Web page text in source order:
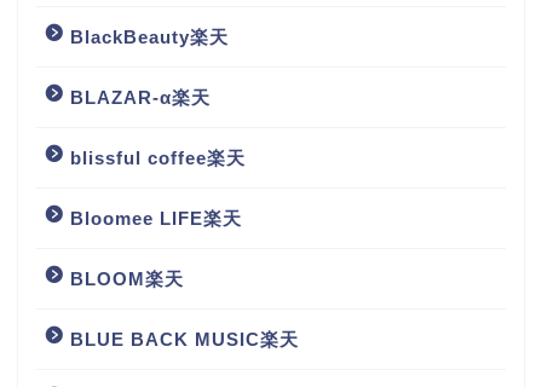
BlackBeauty楽天
BLAZAR-α楽天
blissful coffee楽天
Bloomee LIFE楽天
BLOOM楽天
BLUE BACK MUSIC楽天